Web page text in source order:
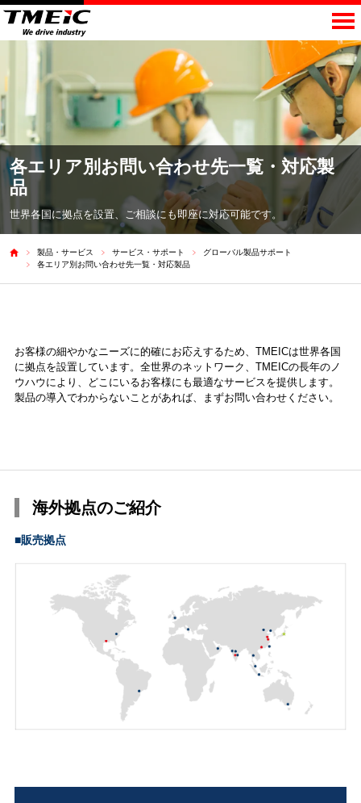
各エリア別お問い合わせ先一覧・対応製
品
世界各国に拠点を設置、ご相談にも即座に対応可能です。
製品・サービス サービス・サポート
グローバル製品サポート
各エリア別お問い合わせ先一覧・対応製品
お客様の細やかなニーズに的確にお応えするため、TMEICは世界各国
に拠点を設置しています。全世界のネットワーク、TMEICの長年のノ
ウハウにより、どこにいるお客様にも最適なサービスを提供します。
製品の導入でわからないことがあれば、まずお問い合わせください。
海外拠点のご紹介
■販売拠点